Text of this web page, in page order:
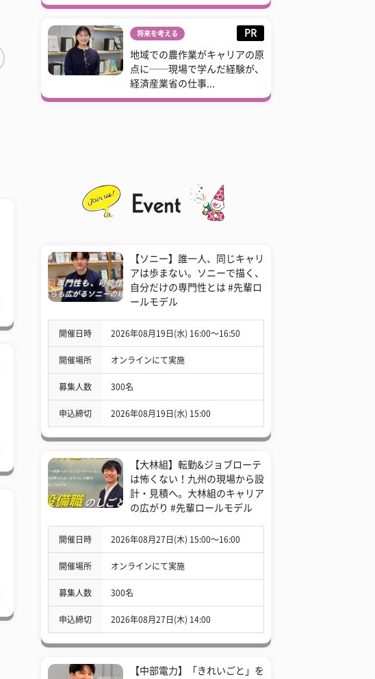
将来を考える PR
地域での農作業がキャリアの原
点に──現場で学んだ経験が、
経済産業省の仕事...
【ソニー】誰一人、同じキャリ
アは歩まない。ソニーで描く、
自分だけの専門性とは #先輩ロ
ールモデル
開催日時 2026年08月19日(水) 16:00〜16:50
開催場所 オンラインにて実施
募集人数 300名
申込締切 2026年08月19日(水) 15:00
【大林組】転勤&ジョブローテ
は怖くない！九州の現場から設
計・見積へ。大林組のキャリア
の広がり #先輩ロールモデル
開催日時 2026年08月27日(木) 15:00〜16:00
開催場所 オンラインにて実施
募集人数 300名
申込締切 2026年08月27日(木) 14:00
【中部電力】「きれいごと」を